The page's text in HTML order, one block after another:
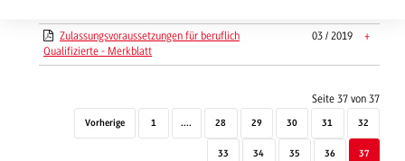
Zulassungsvoraussetzungen für beruflich
Qualifizierte - Merkblatt
03 / 2019 +
Seite 37 von 37
Vorherige 1 .... 28 29 30 31 32
33 34 35 36 37